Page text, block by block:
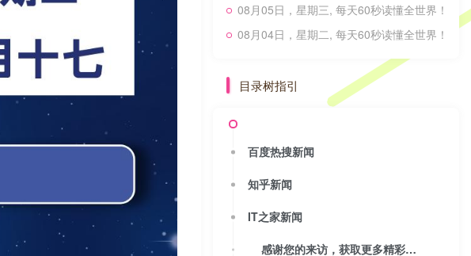
08月05日，星期三, 每天60秒读懂全世界！
08月04日，星期二, 每天60秒读懂全世界！
目录树指引
百度热搜新闻
知乎新闻
IT之家新闻
感谢您的来访，获取更多精彩文章请收藏本站。